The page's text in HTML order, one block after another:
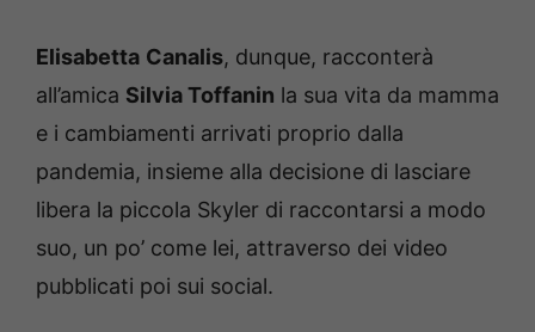
Elisabetta Canalis, dunque, racconterà
all’amica Silvia Toffanin la sua vita da mamma
e i cambiamenti arrivati proprio dalla
pandemia, insieme alla decisione di lasciare
libera la piccola Skyler di raccontarsi a modo
suo, un po’ come lei, attraverso dei video
pubblicati poi sui social.